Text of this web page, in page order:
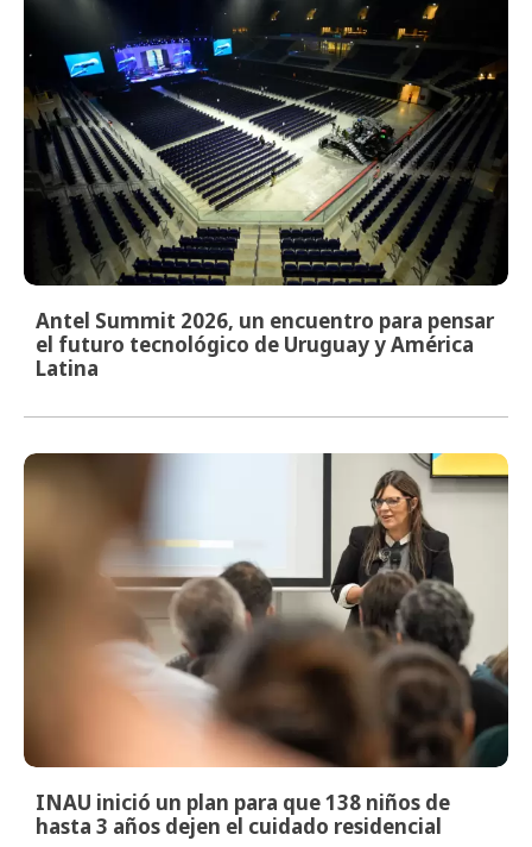
Antel Summit 2026, un encuentro para pensar
el futuro tecnológico de Uruguay y América
Latina
INAU inició un plan para que 138 niños de
hasta 3 años dejen el cuidado residencial